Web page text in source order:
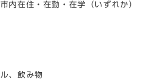
内在住・在勤・在学（いずれか）
、飲み物